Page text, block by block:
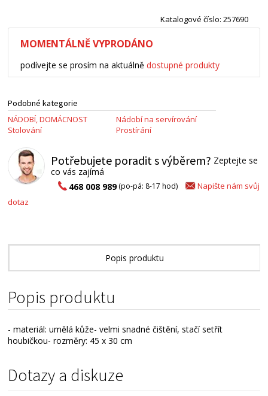
Katalogové číslo: 257690
MOMENTÁLNĚ VYPRODÁNO
podívejte se prosím na aktuálnědostupné produkty
Podobné kategorie
NÁDOBÍ, DOMÁCNOST
Stolování
Nádobí na servírování
Prostírání
Potřebujete poradit s výběrem? Zeptejte se
co vás zajímá
468 008 989(po-pá: 8-17 hod)
Napište nám svůj
dotaz
Popis produktu
Popis produktu
- materiál: umělá kůže- velmi snadné čištění, stačí setřít
houbičkou- rozměry: 45 x 30 cm
Dotazy a diskuze